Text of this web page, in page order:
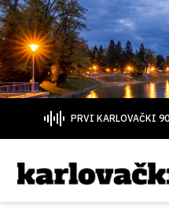
PRVI KARLOVAČKI